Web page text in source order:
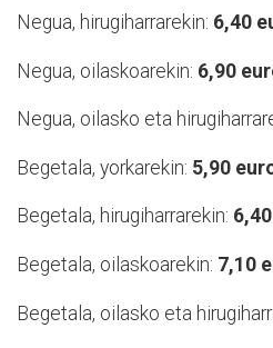
Negua, hirugiharrarekin: 6,40
Negua, oilaskoarekin: 6,90
Negua, oilasko eta
Begetala, yorkarekin: 5,90
Begetala, hirugiharrarekin:
Begetala, oilaskoarekin: 7,10
Begetala, oilasko eta